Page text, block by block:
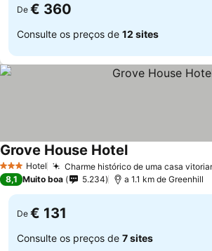
De € 360
Consulte os preços de 12 sites
3 EstrelasHotel Charme histórico de uma casa
Grove House Hotel
8,1 Muito boa 5.234 a 1.1 km de Greenhill
De € 131
Consulte os preços de 7 sites